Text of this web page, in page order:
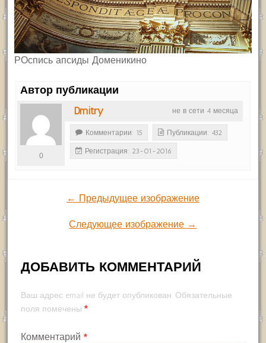
РОспись апсиды Доменикино
Автор публикации
не в сети 4 месяца
Dmitry
0
Комментарии: 15 Публикации: 432
Регистрация: 23-01-2016
← Предыдущее изображение
Следующее изображение →
ДОБАВИТЬ КОММЕНТАРИЙ
Ваш адрес email не будет опубликован. Обязательные
поля помечены *
Комментарий *